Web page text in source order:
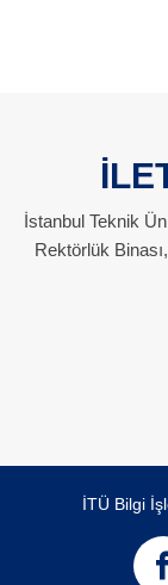
İstanbul Teknik
Rektörlük
İTÜ Bilgi